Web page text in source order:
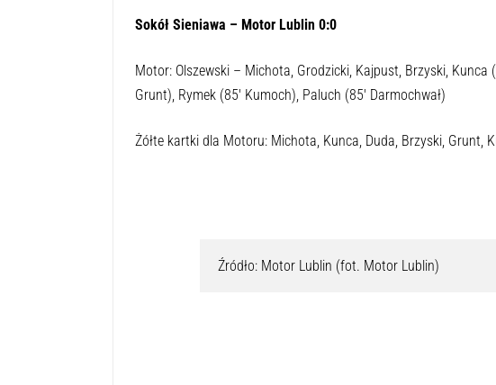
Sokół Sieniawa – Motor Lublin 0:0
Motor: Olszewski – Michota, Grodzicki, Kajpust, Brzyski, Kunca
Grunt), Rymek (85′ Kumoch), Paluch (85′ Darmochwał)
Żółte kartki dla Motoru: Michota, Kunca, Duda, Brzyski, Grunt,
Źródło: Motor Lublin (fot. Motor Lublin)